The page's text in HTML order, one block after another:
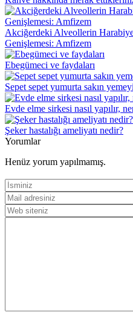
Akciğerdeki Alveollerin
Genişlemesi: Amfizem
Ebegümeci ve faydaları
Sepet sepet yumurta sakın
Evde elme sirkesi nasıl yapılır,
Şeker hastalığı ameliyatı nedir?
Yorumlar
Henüz yorum yapılmamış.